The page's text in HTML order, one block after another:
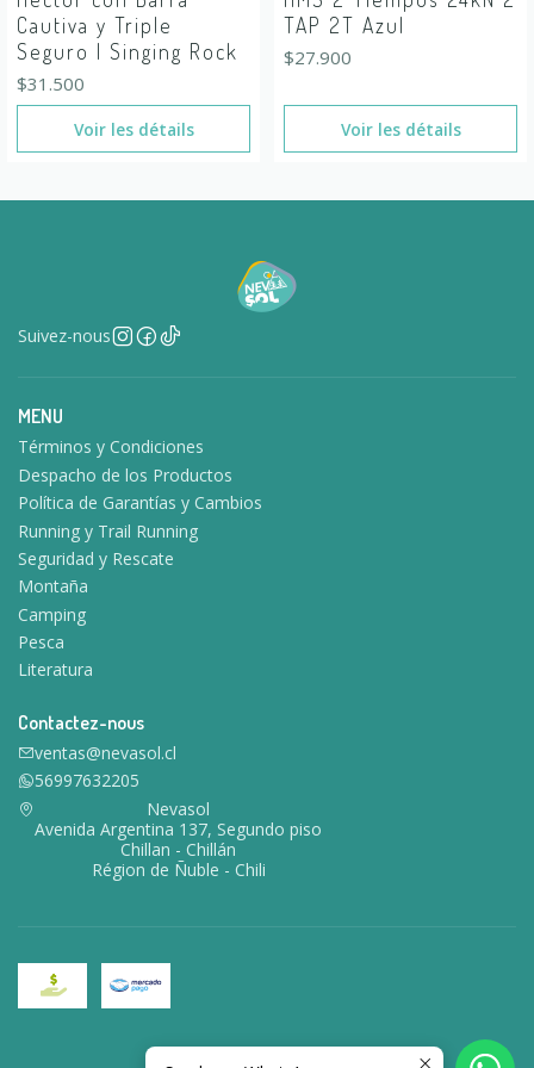
Cautiva y Triple
Seguro | Singing Rock
$31.500
Voir les détails
TAP 2T Azul
$27.900
Voir les détails
Suivez-nous
MENU
Términos y Condiciones
Despacho de los Productos
Política de Garantías y Cambios
Running y Trail Running
Seguridad y Rescate
Montaña
Camping
Pesca
Literatura
Contactez-nous
ventas@nevasol.cl
56997632205
Nevasol
Avenida Argentina 137, Segundo piso
Chillan - Chillán
Région de Ñuble - Chili